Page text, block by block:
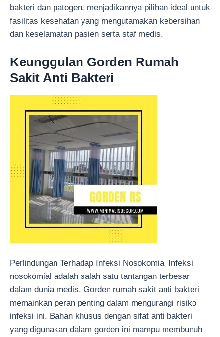
bakteri dan patogen, menjadikannya pilihan ideal untuk
fasilitas kesehatan yang mengutamakan kebersihan
dan keselamatan pasien serta staf medis.
Keunggulan Gorden Rumah
Sakit Anti Bakteri
Perlindungan Terhadap Infeksi Nosokomial Infeksi
nosokomial adalah salah satu tantangan terbesar
dalam dunia medis. Gorden rumah sakit anti bakteri
memainkan peran penting dalam mengurangi risiko
infeksi ini. Bahan khusus dengan sifat anti bakteri
yang digunakan dalam gorden ini mampu membunuh